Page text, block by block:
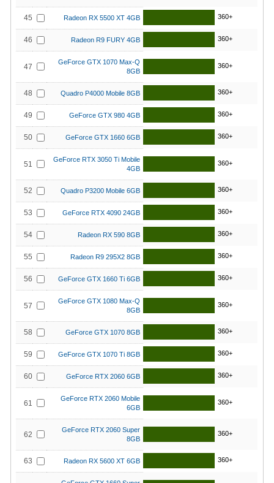
45 Radeon RX 5500 XT 4GB 360+
46 Radeon R9 FURY 4GB 360+
47
GeForce GTX 1070 Max-Q
8GB
360+
48 Quadro P4000 Mobile 8GB 360+
49 GeForce GTX 980 4GB 360+
50 GeForce GTX 1660 6GB 360+
51
GeForce RTX 3050 Ti Mobile
4GB
360+
52 Quadro P3200 Mobile 6GB 360+
53 GeForce RTX 4090 24GB 360+
54 Radeon RX 590 8GB 360+
55 Radeon R9 295X2 8GB 360+
56 GeForce GTX 1660 Ti 6GB 360+
57
GeForce GTX 1080 Max-Q
8GB
360+
58 GeForce GTX 1070 8GB 360+
59 GeForce GTX 1070 Ti 8GB 360+
60 GeForce RTX 2060 6GB 360+
61
GeForce RTX 2060 Mobile
6GB
360+
62
GeForce RTX 2060 Super
8GB
360+
63 Radeon RX 5600 XT 6GB 360+